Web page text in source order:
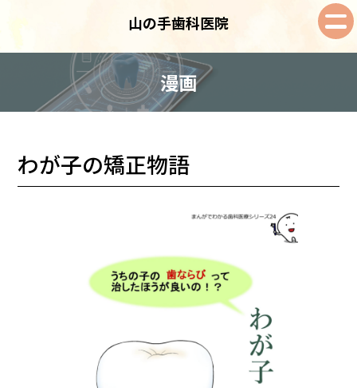
山の手歯科医院
漫画
わが子の矯正物語